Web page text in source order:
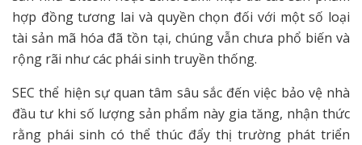
hợp đồng tương lai và quyền chọn đối với một số loại
tài sản mã hóa đã tồn tại, chúng vẫn chưa phổ biến và
rộng rãi như các phái sinh truyền thống.
SEC thể hiện sự quan tâm sâu sắc đến việc bảo vệ nhà
đầu tư khi số lượng sản phẩm này gia tăng, nhận thức
rằng phái sinh có thể thúc đẩy thị trường phát triển